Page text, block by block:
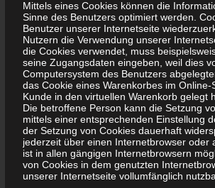
Oberbürgermeisters zum Frühjahrsputz
Einsätze. Insgesamt beteiligten sich 18
Das diesjährige Sommerfest auf Marktplatz
gut besucht.
Dank für die Unterstützung durch unsere
Teilnahme von anderen Einrichtungen und
meist kostenlose Angebote konnten
das Sportmobil vom Stadtsportbund, die
Olvenstedt, der Stand der Stadtsparkasse
ein Magnet wie die Spielangebote vom
Mittels eines Cookies können die
Sinne des Benutzers optimiert werden.
Benutzer unserer Internetseite
Nutzern die Verwendung unserer
die Cookies verwendet, muss
seine Zugangsdaten eingeben, weil dies
Computersystem des Benutzers
das Cookie eines Warenkorbes im
Kunde in den virtuellen Warenkorb gelegt
Die betroffene Person kann die Setzung
mittels einer entsprechenden Einstellung
der Setzung von Cookies dauerhaft
jederzeit über einen Internetbrowser
ist in allen gängigen Internetbrowsern
von Cookies in dem genutzten
unserer Internetseite vollumfänglich